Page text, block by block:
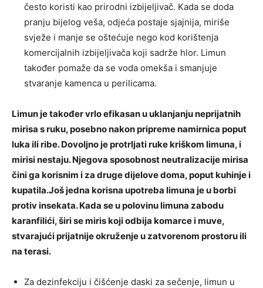
često koristi kao prirodni izbijeljivač. Kada se doda
pranju bijelog veša, odjeća postaje sjajnija, miriše
svježe i manje se oštećuje nego kod korištenja
komercijalnih izbijeljivača koji sadrže hlor. Limun
također pomaže da se voda omekša i smanjuje
stvaranje kamenca u perilicama.
Limun je također vrlo efikasan u uklanjanju neprijatnih
mirisa s ruku, posebno nakon pripreme namirnica poput
luka ili ribe. Dovoljno je protrljati ruke kriškom limuna, i
mirisi nestaju. Njegova sposobnost neutralizacije mirisa
čini ga korisnim i za druge dijelove doma, poput kuhinje i
kupatila.Još jedna korisna upotreba limuna je u borbi
protiv insekata. Kada se u polovinu limuna zabodu
karanfilići, širi se miris koji odbija komarce i muve,
stvarajući prijatnije okruženje u zatvorenom prostoru ili
na terasi.
Za dezinfekciju i čišćenje daski za sečenje, limun u